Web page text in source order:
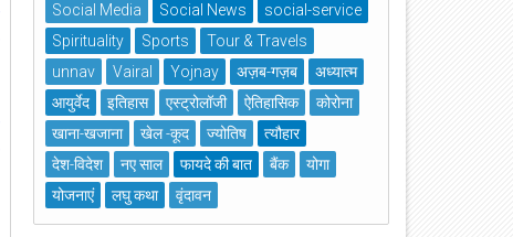
Social Media
Social News
social-service
Spirituality
Sports
Tour & Travels
unnav
Vairal Yojnay अज़ब-गज़ब
अध्यात्म
आयुर्वेद
इतिहास एस्ट्रोलॉजी ऐतिहासिक
कोरोना
खाना-खजाना
खेल -कूद ज्योतिष
त्यौहार
देश-विदेश
नए साल फायदे की बात बैंक
योगा
योजनाएं
लघु कथा वृंदावन